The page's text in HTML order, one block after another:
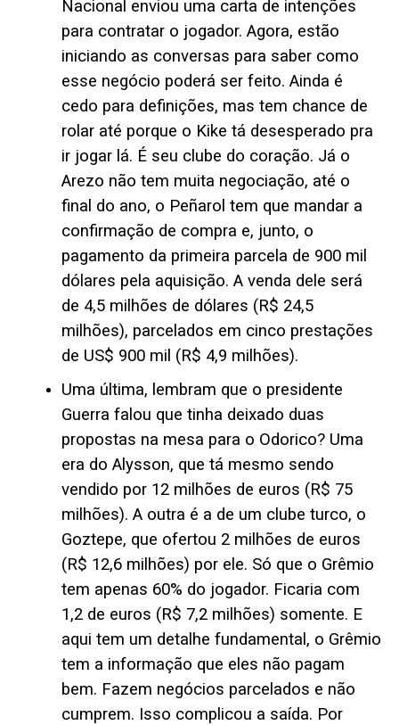
Nacional enviou uma carta de intenções
para contratar o jogador. Agora, estão
iniciando as conversas para saber como
esse negócio poderá ser feito. Ainda é
cedo para definições, mas tem chance de
rolar até porque o Kike tá desesperado pra
ir jogar lá. É seu clube do coração. Já o
Arezo não tem muita negociação, até o
final do ano, o Peñarol tem que mandar a
confirmação de compra e, junto, o
pagamento da primeira parcela de 900 mil
dólares pela aquisição. A venda dele será
de 4,5 milhões de dólares (R$ 24,5
milhões), parcelados em cinco prestações
de US$ 900 mil (R$ 4,9 milhões).
Uma última, lembram que o presidente
Guerra falou que tinha deixado duas
propostas na mesa para o Odorico? Uma
era do Alysson, que tá mesmo sendo
vendido por 12 milhões de euros (R$ 75
milhões). A outra é a de um clube turco, o
Goztepe, que ofertou 2 milhões de euros
(R$ 12,6 milhões) por ele. Só que o Grêmio
tem apenas 60% do jogador. Ficaria com
1,2 de euros (R$ 7,2 milhões) somente. E
aqui tem um detalhe fundamental, o Grêmio
tem a informação que eles não pagam
bem. Fazem negócios parcelados e não
cumprem. Isso complicou a saída. Por